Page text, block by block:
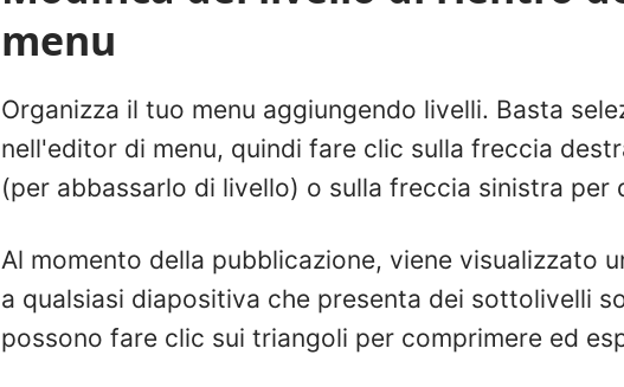
menu
Organizza il tuo menu aggiungendo livelli. Basta
nell'editor di menu, quindi fare clic sulla freccia
(per abbassarlo di livello) o sulla freccia sinistra per
Al momento della pubblicazione, viene visualizzato
a qualsiasi diapositiva che presenta dei sottolivelli
possono fare clic sui triangoli per comprimere ed